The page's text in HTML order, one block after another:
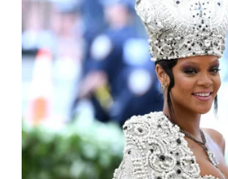
WN
KARO
WN
SIMALUNGUN
WN
LABUHANBATU